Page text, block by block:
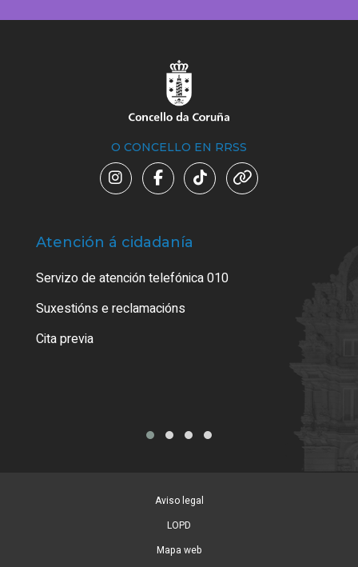
O CONCELLO EN RRSS
Atención á cidadanía
Servizo de atención telefónica 010
Suxestións e reclamacións
Cita previa
Aviso legal
LOPD
Mapa web